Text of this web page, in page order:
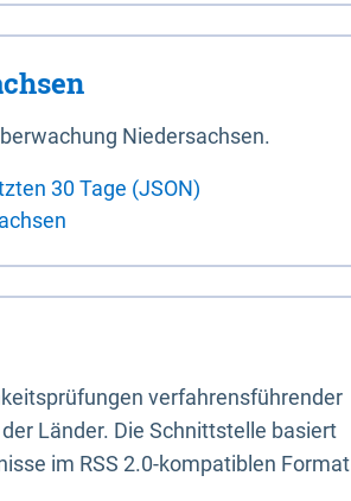
Niedersachsen.
30 Tage (JSON)
verfahrensführender
Länder. Die Schnittstelle basiert
im RSS 2.0-kompatiblen Format